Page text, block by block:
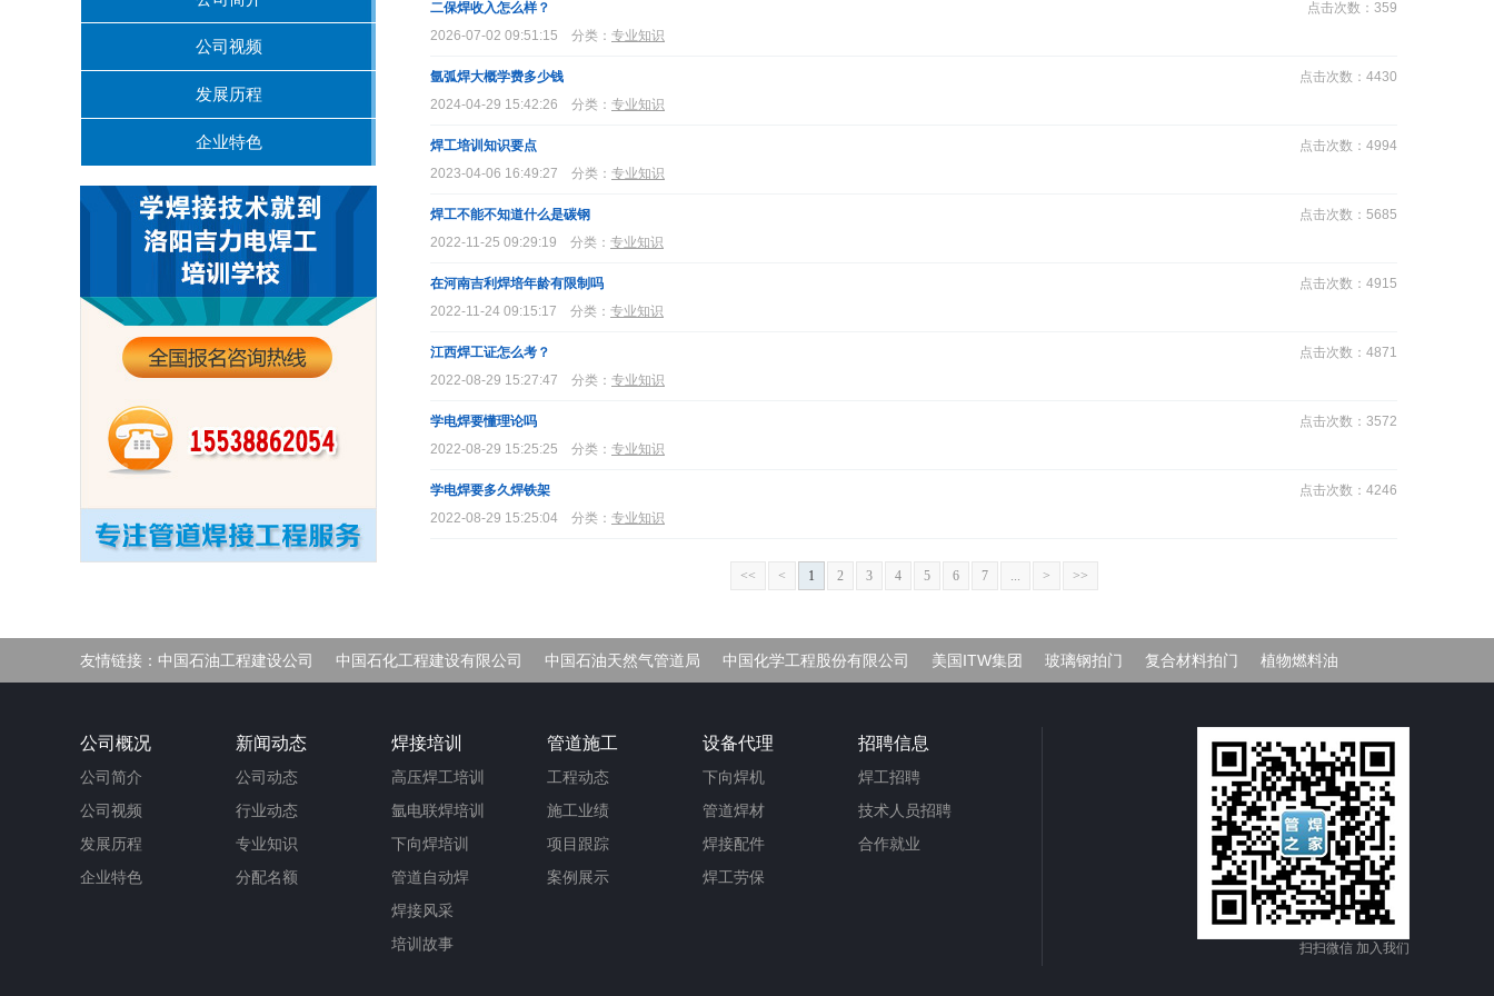
二保焊收入怎么样？
点击次数：359
2026-07-02 09:51:15
分类： 专业知识
氩弧焊大概学费多少钱
点击次数：4430
2024-04-29 15:42:26
分类： 专业知识
焊工培训知识要点
点击次数：4994
2023-04-06 16:49:27
分类： 专业知识
焊工不能不知道什么是碳钢
点击次数：5685
2022-11-25 09:29:19
分类： 专业知识
在河南吉利焊培年龄有限制吗
点击次数：4915
2022-11-24 09:15:17
分类： 专业知识
江西焊工证怎么考？
点击次数：4871
2022-08-29 15:27:47
分类： 专业知识
学电焊要懂理论吗
点击次数：3572
2022-08-29 15:25:25
分类： 专业知识
学电焊要多久焊铁架
点击次数：4246
2022-08-29 15:25:04
分类： 专业知识
<< < 1 2 3 4 5 6 7 ... > >>
公司视频
发展历程
企业特色
友情链接： 中国石油工程建设公司 中国石化工程建设有限公司 中国石油天然气管道局 中国化学工程股份有限公司 美国ITW集团 玻璃钢拍门 复合材料拍门 植物燃料油
公司概况
公司简介
公司视频
发展历程
企业特色
新闻动态
公司动态
行业动态
专业知识
分配名额
焊接培训
高压焊工培训
氩电联焊培训
下向焊培训
管道自动焊
焊接风采
培训故事
管道施工
工程动态
施工业绩
项目跟踪
案例展示
设备代理
下向焊机
管道焊材
焊接配件
焊工劳保
招聘信息
焊工招聘
技术人员招聘
合作就业
扫扫微信 加入我们